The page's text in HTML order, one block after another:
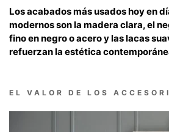
Los acabados más usados hoy en
modernos son la madera clara, el
fino en negro o acero y las lacas
refuerzan la estética
EL VALOR DE LOS